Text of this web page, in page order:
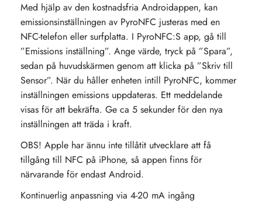
Med hjälp av den kostnadsfria Androidappen, kan
emissionsinställningen av PyroNFC justeras med en
NFC-telefon eller surfplatta. I PyroNFC:S app, gå till
”Emissions inställning”. Ange värde, tryck på ”Spara”,
sedan på huvudskärmen genom att klicka på ”Skriv till
Sensor”. När du håller enheten intill PyroNFC, kommer
inställningen emissions uppdateras. Ett meddelande
visas för att bekräfta. Ge ca 5 sekunder för den nya
inställningen att träda i kraft.
OBS! Apple har ännu inte tillåtit utvecklare att få
tillgång till NFC på iPhone, så appen finns för
närvarande för endast Android.
Kontinuerlig anpassning via 4-20 mA ingång